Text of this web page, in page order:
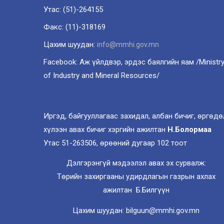
Утас: (51)-264155
Факс: (11)-318169
Цахим шуудан: info@mmhi.gov.mn
Facebook: Аж үйлдвэр, эрдэс баялгийн яам /Ministry
of Industry and Mineral Resources/
Иргэд, байгууллагаас захидал, албан бичиг,
хүлээн авах бичиг хэргийн ажилтан Н.Болормаа
Утас 51-263506, өрөөний дугаар 102 тоот
Дэлгэрэнгүй мэдээлэл авах эх сурвалж:
Төрийн захиргааны удирдлагын газрын ахлах
ажилтан Б.Билгүүн
Цахим шуудан: bilguun@mmhi.gov.mn